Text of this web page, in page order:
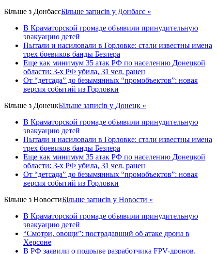
Більше з ДонбассБільше записів у Донбасс »
В Краматорской громаде объявили принудительную
эвакуацию детей
Пытали и насиловали в Горловке: стали известны имена
трех боевиков банды Безлера
Еще как минимум 35 атак РФ по населению Донецкой
области: 3-х РФ убила, 31 чел. ранен
От “детсада” до безымянных “промобъектов”: новая
версия событий из Горловки
Більше з ДонецкБільше записів у Донецк »
В Краматорской громаде объявили принудительную
эвакуацию детей
Пытали и насиловали в Горловке: стали известны имена
трех боевиков банды Безлера
Еще как минимум 35 атак РФ по населению Донецкой
области: 3-х РФ убила, 31 чел. ранен
От “детсада” до безымянных “промобъектов”: новая
версия событий из Горловки
Більше з НовостиБільше записів у Новости »
В Краматорской громаде объявили принудительную
эвакуацию детей
“Смотри, овощи”: пострадавший об атаке дрона в
Херсоне
В РФ заявили о подрыве разработчика FPV-дронов.